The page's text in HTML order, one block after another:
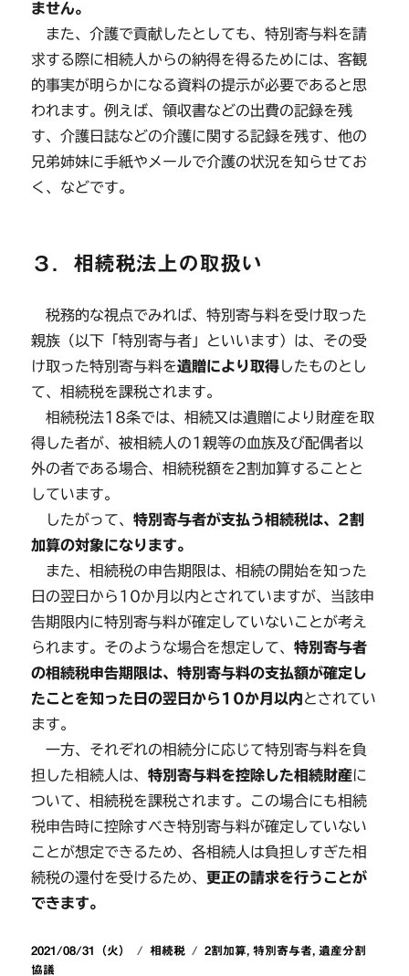
ません。
また、介護で貢献したとしても、特別寄与料を請
求する際に相続人からの納得を得るためには、客観
的事実が明らかになる資料の提示が必要であると思
われます。例えば、領収書などの出費の記録を残
す、介護日誌などの介護に関する記録を残す、他の
兄弟姉妹に手紙やメールで介護の状況を知らせてお
く、などです。
３．相続税法上の取扱い
税務的な視点でみれば、特別寄与料を受け取った
親族（以下「特別寄与者」といいます）は、その受
け取った特別寄与料を遺贈により取得したものとし
て、相続税を課税されます。
相続税法18条では、相続又は遺贈により財産を取
得した者が、被相続人の1親等の血族及び配偶者以
外の者である場合、相続税額を2割加算することと
しています。
したがって、特別寄与者が支払う相続税は、2割
加算の対象になります。
また、相続税の申告期限は、相続の開始を知った
日の翌日から10か月以内とされていますが、当該申
告期限内に特別寄与料が確定していないことが考え
られます。そのような場合を想定して、特別寄与者
の相続税申告期限は、特別寄与料の支払額が確定し
たことを知った日の翌日から10か月以内とされてい
ます。
一方、それぞれの相続分に応じて特別寄与料を負
担した相続人は、特別寄与料を控除した相続財産に
ついて、相続税を課税されます。この場合にも相続
税申告時に控除すべき特別寄与料が確定していない
ことが想定できるため、各相続人は負担しすぎた相
続税の還付を受けるため、更正の請求を行うことが
できます。
投
稿
2021/08/31（火）
カ
相続税
タ
2割加算,特別寄与者,遺産分割
協議